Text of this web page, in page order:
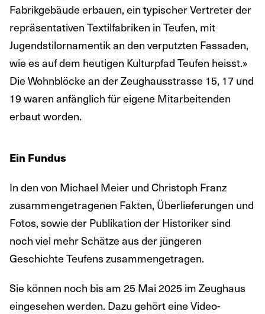
Fabrikgebäude erbauen, ein typischer Vertreter der
repräsentativen Textilfabriken in Teufen, mit
Jugendstilornamentik an den verputzten Fassaden,
wie es auf dem heutigen Kulturpfad Teufen heisst.»
Die Wohnblöcke an der Zeughausstrasse 15, 17 und
19 waren anfänglich für eigene Mitarbeitenden
erbaut worden.
Ein Fundus
In den von Michael Meier und Christoph Franz
zusammengetragenen Fakten, Überlieferungen und
Fotos, sowie der Publikation der Historiker sind
noch viel mehr Schätze aus der jüngeren
Geschichte Teufens zusammengetragen.
Sie können noch bis am 25 Mai 2025 im Zeughaus
eingesehen werden. Dazu gehört eine Video-